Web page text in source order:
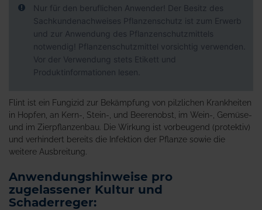
Nur für den beruflichen Anwender! Der Besitz des
Sachkundenachweises Pflanzenschutz ist zum Erwerb
und zur Anwendung des Pflanzenschutzmittels
notwendig! Pflanzenschutzmittel vorsichtig verwenden.
Vor der Verwendung stets Etikett und
Produktinformationen lesen.
Flint ist ein Fungizid zur Bekämpfung von pilzlichen Krankheiten
in Hopfen, an Kern-, Stein-, und Beerenobst, im Wein-, Gemüse-
und im Zierpflanzenbau. Die Wirkung ist vorbeugend (protektiv)
und verhindert bereits die Infektion der Pflanze sowie die
weitere Ausbreitung.
Anwendungshinweise pro
zugelassener Kultur und
Schaderreger: